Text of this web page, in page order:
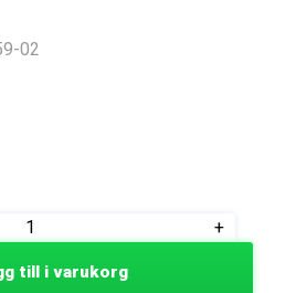
02
+
till i varukorg